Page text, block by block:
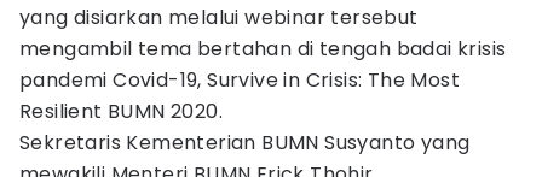
yang disiarkan melalui webinar tersebut
mengambil tema bertahan di tengah badai krisis
pandemi Covid-19, Survive in Crisis: The Most
Resilient BUMN 2020.
Sekretaris Kementerian BUMN Susyanto yang